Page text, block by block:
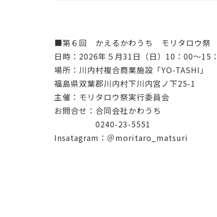
■第６回 かえるかわうち モリタロウ祭
日時：2026年５月31日（日）10：00～15
場所：川内村複合商業施設「YO-TASHI」
福島県双葉郡川内村下川内宮ノ下25-1
主催：モリタロウ祭実行委員会
お問合せ：合同会社かわうち
0240-23-5551
Insatagram：＠moritaro_matsuri